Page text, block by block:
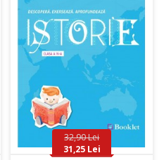
32,90 Lei
31,25 Lei